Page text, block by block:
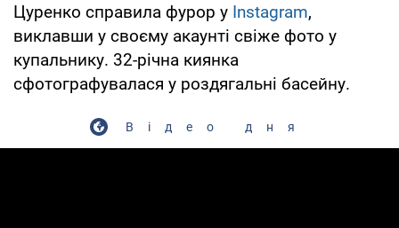
Цуренко справила фурор у Instagram,
виклавши у своєму акаунті свіже фото у
купальнику. 32-річна киянка
сфотографувалася у роздягальні басейну.
Відео дня